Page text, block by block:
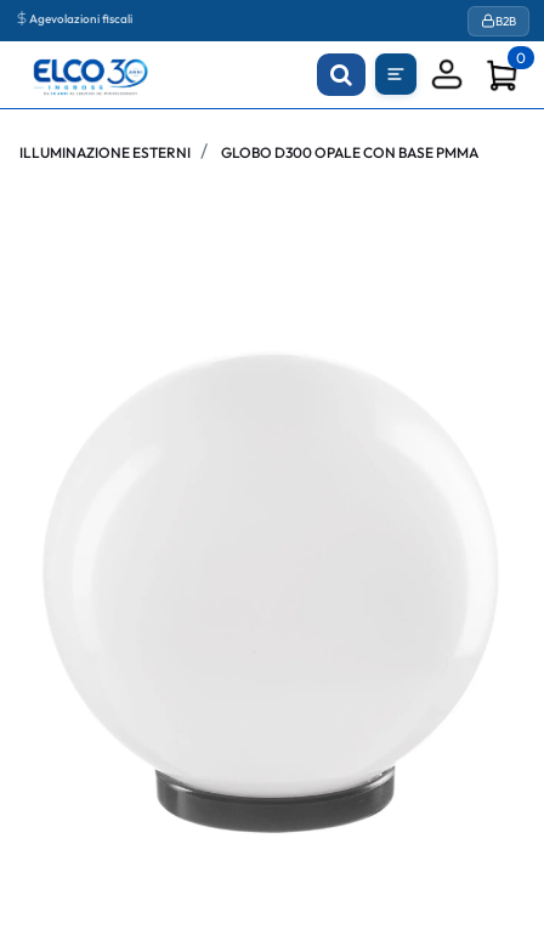
Agevolazioni fiscali B2B
0
ILLUMINAZIONE ESTERNI GLOBO D300 OPALE CON BASE PMMA